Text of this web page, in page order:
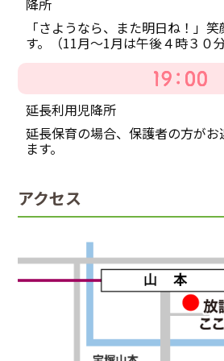
降所
「さようなら、また明日ね！」
す。（11月～1月は午後４時３０分
延長利用児降所
延長保育の場合、保護者の方が
ます。
アクセス